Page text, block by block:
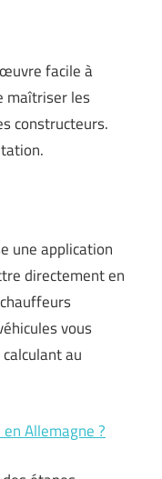
facile à
maîtriser les
constructeurs.
une application
directement en
vous
au
Allemagne ?